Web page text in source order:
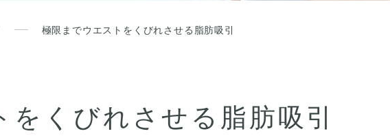
極限までウエストをくびれさせる脂肪吸引
くびれさせる脂肪吸引